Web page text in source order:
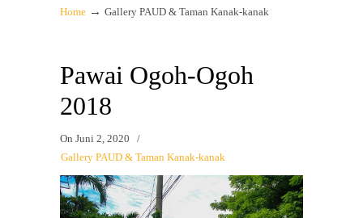
Home → Gallery PAUD & Taman Kanak-kanak
Pawai Ogoh-Ogoh
2018
On Juni 2, 2020
/
Gallery PAUD & Taman Kanak-kanak